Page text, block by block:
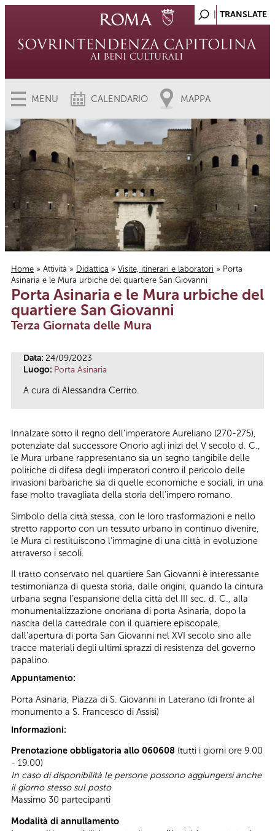
MENU CALENDARIO MAPPA
Tu sei qui
Home » Attività » Didattica » Visite, itinerari e laboratori » Porta
Asinaria e le Mura urbiche del quartiere San Giovanni
Porta Asinaria e le Mura urbiche del
quartiere San Giovanni
Terza Giornata delle Mura
Data: 24/09/2023
Luogo: Porta Asinaria
A cura di Alessandra Cerrito.
Innalzate sotto il regno dell’imperatore Aureliano (270-275),
potenziate dal successore Onorio agli inizi del V secolo d. C.,
le Mura urbane rappresentano sia un segno tangibile delle
politiche di difesa degli imperatori contro il pericolo delle
invasioni barbariche sia di quelle economiche e sociali, in una
fase molto travagliata della storia dell’impero romano.
Simbolo della città stessa, con le loro trasformazioni e nello
stretto rapporto con un tessuto urbano in continuo divenire,
le Mura ci restituiscono l’immagine di una città in evoluzione
attraverso i secoli.
Il tratto conservato nel quartiere San Giovanni è interessante
testimonianza di questa storia, dalle origini, quando la cintura
urbana segna l’espansione della città del III sec. d. C., alla
monumentalizzazione onoriana di porta Asinaria, dopo la
nascita della cattedrale con il quartiere episcopale,
dall’apertura di porta San Giovanni nel XVI secolo sino alle
tracce materiali degli ultimi sprazzi di resistenza del governo
papalino.
Appuntamento:
Porta Asinaria, Piazza di S. Giovanni in Laterano (di fronte al
monumento a S. Francesco di Assisi)
Informazioni:
Prenotazione obbligatoria allo 060608 (tutti i giorni ore 9.00
- 19.00)
In caso di disponibilità le persone possono aggiungersi anche
il giorno stesso sul posto
Massimo 30 partecipanti
Modalità di annullamento